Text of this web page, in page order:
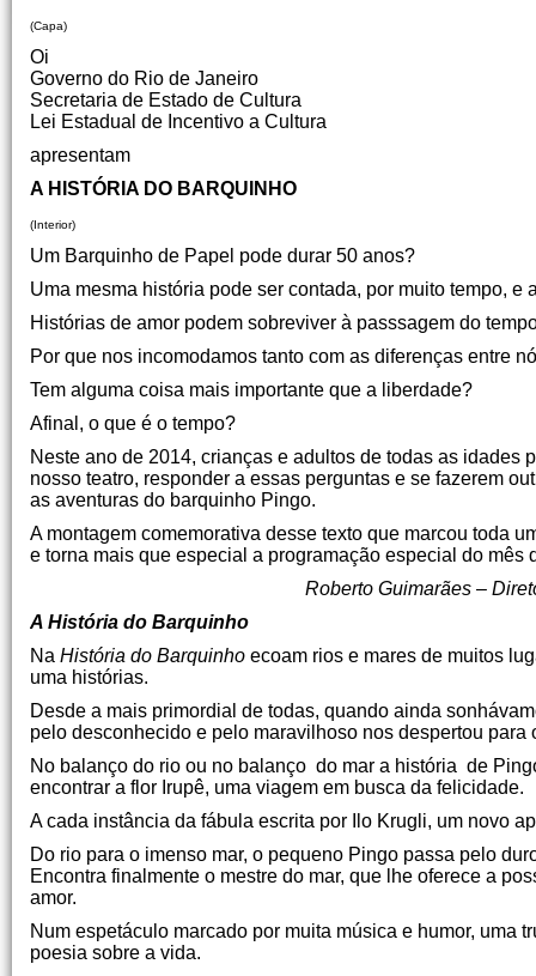
(Capa)
Oi
Governo do Rio de Janeiro
Secretaria de Estado de Cultura
Lei Estadual de Incentivo a Cultura
apresentam
A HISTÓRIA DO BARQUINHO
(Interior)
Um Barquinho de Papel pode durar 50 anos?
Uma mesma história pode ser contada, por muito tempo, e
Histórias de amor podem sobreviver à passsagem do
Por que nos incomodamos tanto com as diferenças entre
Tem alguma coisa mais importante que a liberdade?
Afinal, o que é o tempo?
Neste ano de 2014, crianças e adultos de todas as idades
nosso teatro, responder a essas perguntas e se fazerem
as aventuras do barquinho Pingo.
A montagem comemorativa desse texto que marcou toda
e torna mais que especial a programação especial do mês
Roberto Guimarães –
A História do Barquinho
Na História do Barquinho ecoam rios e mares de muitos
uma histórias.
Desde a mais primordial de todas, quando ainda
pelo desconhecido e pelo maravilhoso nos despertou para
No balanço do rio ou no balanço do mar a história de
encontrar a flor Irupê, uma viagem em busca da felicidade.
A cada instância da fábula escrita por Ilo Krugli, um novo
Do rio para o imenso mar, o pequeno Pingo passa pelo
Encontra finalmente o mestre do mar, que lhe oferece a
amor.
Num espetáculo marcado por muita música e humor, uma
poesia sobre a vida.